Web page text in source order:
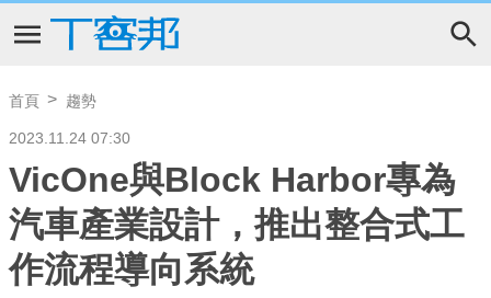
首頁 趨勢
2023.11.24 07:30
VicOne與Block Harbor專為
汽車產業設計，推出整合式工
作流程導向系統